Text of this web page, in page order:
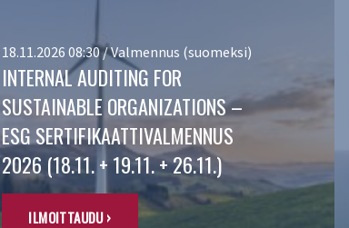
18.11.2026 08:30 / Valmennus (suomeksi)
INTERNAL AUDITING FOR
SUSTAINABLE ORGANIZATIONS –
ESG SERTIFIKAATTIVALMENNUS
2026 (18.11. + 19.11. + 26.11.)
ILMOITTAUDU ›